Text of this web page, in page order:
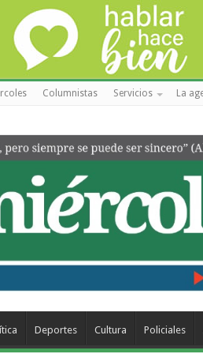
Columnistas Servicios La
Deportes Cultura Policiales